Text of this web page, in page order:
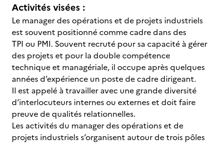
Activités visées :
Le manager des opérations et de projets industriels
est souvent positionné comme cadre dans des
TPI ou PMI. Souvent recruté pour sa capacité à gérer
des projets et pour la double compétence
technique et managériale, il occupe après quelques
années d’expérience un poste de cadre dirigeant.
Il est appelé à travailler avec une grande diversité
d’interlocuteurs internes ou externes et doit faire
preuve de qualités relationnelles.
Les activités du manager des opérations et de
projets industriels s’organisent autour de trois pôles